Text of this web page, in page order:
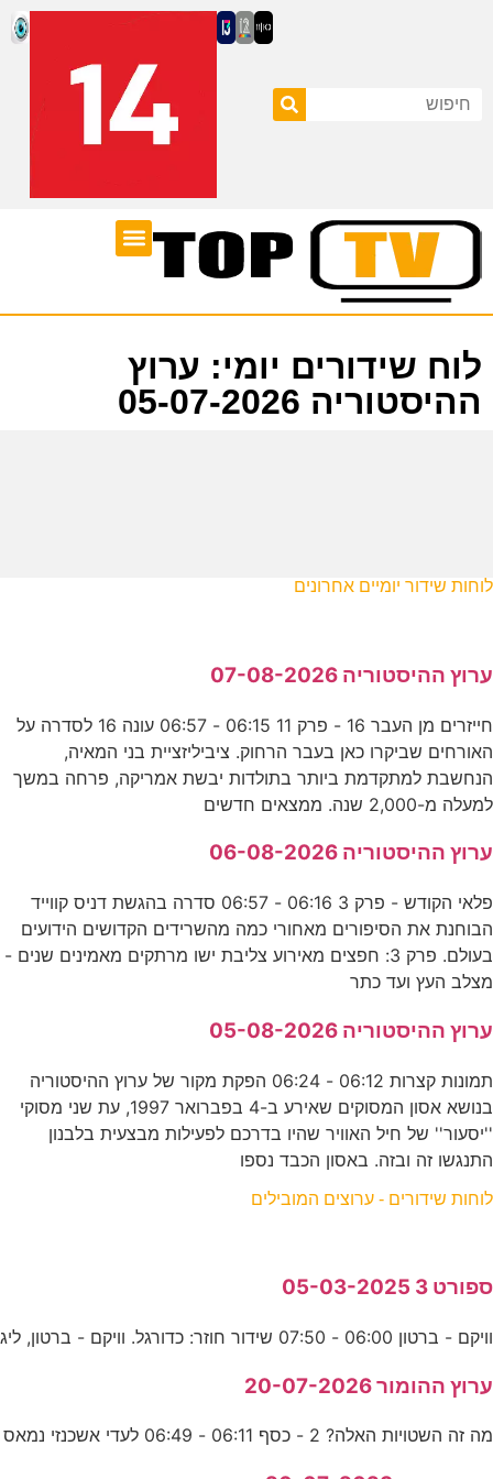
לוח שידורים יומי: ערוץ
ההיסטוריה 05-07-2026
לוחות שידור יומיים אחרונים
ערוץ ההיסטוריה 07-08-2026
חייזרים מן העבר 16 - פרק 11 06:15 - 06:57 עונה 16 לסדרה על
האורחים שביקרו כאן בעבר הרחוק. ציביליזציית בני המאיה,
הנחשבת למתקדמת ביותר בתולדות יבשת אמריקה, פרחה במשך
למעלה מ-2,000 שנה. ממצאים חדשים
ערוץ ההיסטוריה 06-08-2026
פלאי הקודש - פרק 3 06:16 - 06:57 סדרה בהגשת דניס קווייד
הבוחנת את הסיפורים מאחורי כמה מהשרידים הקדושים הידועים
בעולם. פרק 3: חפצים מאירוע צליבת ישו מרתקים מאמינים שנים -
מצלב העץ ועד כתר
ערוץ ההיסטוריה 05-08-2026
תמונות קצרות 06:12 - 06:24 הפקת מקור של ערוץ ההיסטוריה
בנושא אסון המסוקים שאירע ב-4 בפברואר 1997, עת שני מסוקי
''יסעור'' של חיל האוויר שהיו בדרכם לפעילות מבצעית בלבנון
התנגשו זה ובזה. באסון הכבד נספו
לוחות שידורים - ערוצים המובילים
ספורט 3 05-03-2025
וויקם - ברטון 06:00 - 07:50 שידור חוזר: כדורגל. וויקם - ברטון, ליג
ערוץ ההומור 20-07-2026
מה זה השטויות האלה? 2 - כסף 06:11 - 06:49 לעדי אשכנזי נמאס